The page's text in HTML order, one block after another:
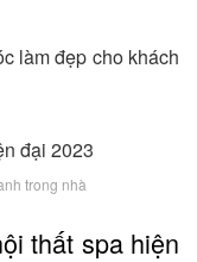
làm đẹp cho khách
trong nhà
thất spa hiện